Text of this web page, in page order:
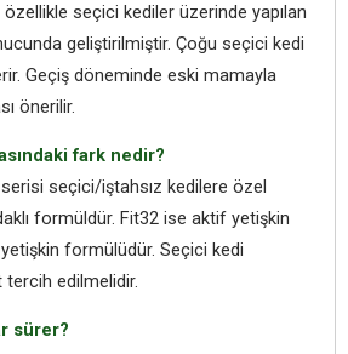
özellikle seçici kediler üzerinde yapılan
geliştirilmiştir. Çoğu seçici kedi
Geçiş döneminde eski mamayla
önerilir.
fark nedir?
seçici/iştahsız kedilere özel
formüldür. Fit32 ise aktif yetişkin
formülüdür. Seçici kedi
tercih edilmelidir.
sürer?